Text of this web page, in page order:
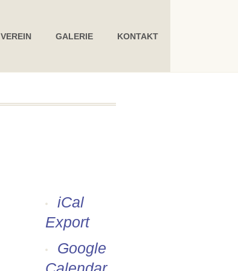
VEREIN GALERIE KONTAKT
iCal
Export
Google